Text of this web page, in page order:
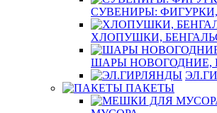
СУВЕНИРЫ:
ХЛОПУШКИ,
ШАРЫ НОВОГОДНИЕ,
ПАКЕТЫ